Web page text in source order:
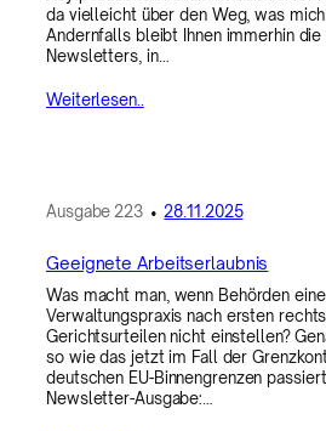
da vielleicht über den Weg, was
Andernfalls bleibt Ihnen immerhin
Newsletters, in…
Weiterlesen..
Ausgabe 223•28.11.2025
Geeignete Arbeitserlaubnis
Was macht man, wenn Behörden
Verwaltungspraxis nach ersten
Gerichtsurteilen nicht einstellen?
so wie das jetzt im Fall der
deutschen EU-Binnengrenzen
Newsletter-Ausgabe:…